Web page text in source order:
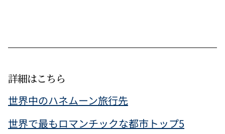
詳細はこちら
世界中のハネムーン旅行先
世界で最もロマンチックな都市トップ5